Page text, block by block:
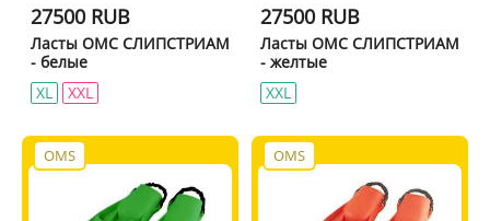
27500 RUB
Ласты ОМС СЛИПСТРИАМ
- белые
XL
XXL
27500 RUB
Ласты ОМС СЛИПСТРИАМ
- желтые
XXL
OMS OMS